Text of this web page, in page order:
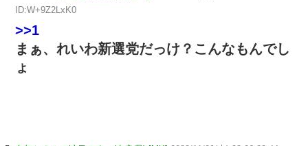
ID:W+9Z2LxK0
>>1
まぁ、れいわ新選党だっけ？こんなもんでし
ょ